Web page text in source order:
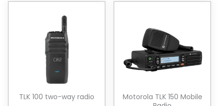
TLK 100 two-way radio
Motorola TLK 150 Mobile